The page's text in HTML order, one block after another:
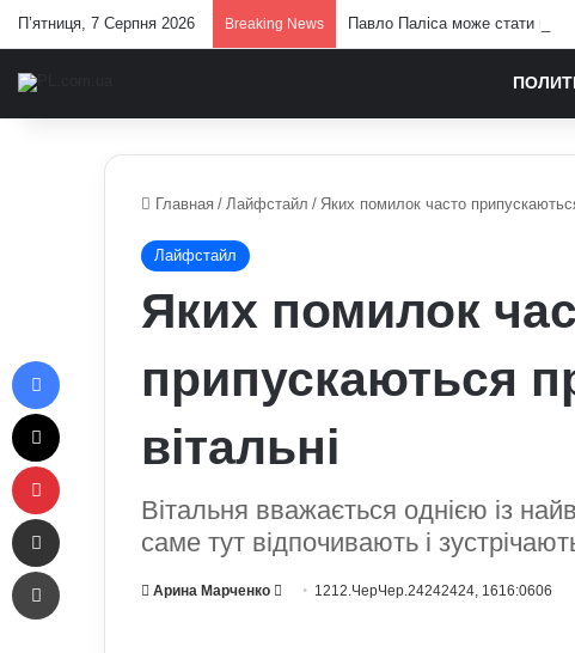
П’ятниця, 7 Серпня 2026 Breaking News Павло Паліса може стати
Главная / Лайфстайл / Яких помилок часто
Лайфстайл
Яких помилок
припускаються
вітальні
Вітальня вважається однією із
саме тут відпочивають і
Арина Марченко
Send 1212.ЧерЧер.24242424, 1616:0606